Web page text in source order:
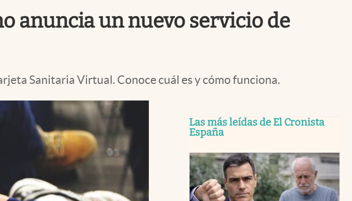
anuncia un nuevo servicio de
Sanitaria Virtual. Conoce cuál es y cómo funciona.
Las más leídas de El Cronista
España